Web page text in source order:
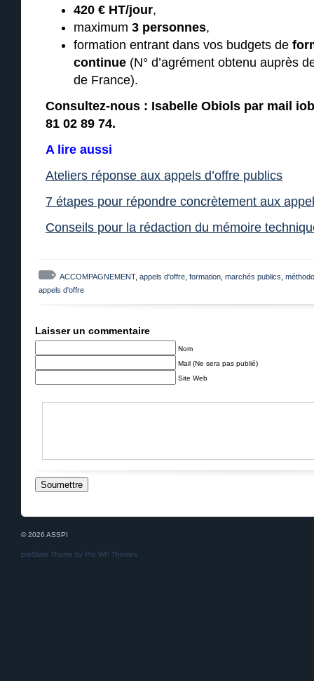
420 € HT/jour,
maximum 3 personnes,
formation entrant dans vos budgets de
continue (N° d’agrément obtenu auprès
de France).
Consultez-nous : Isabelle Obiols par mail
81 02 89 74.
A lire aussi
Ateliers réponse aux appels d’offre publics
7 étapes pour répondre concrètement aux
Conseils pour la rédaction du mémoire
ACCOMPAGNEMENT, appels d'offre formation marchés publics
appels d'offre
Laisser un commentaire
Nom
Mail (Ne sera pas publié)
Site Web
© 2026 ASSPI
proSlate Theme by Pro WP Themes